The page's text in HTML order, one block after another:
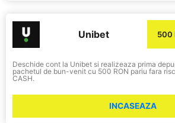
Unibet 500
Deschide cont la Unibet si realizeaza prima
pachetul de bun-venit cu 500 RON pariu fara
CASH.
INCASEAZA